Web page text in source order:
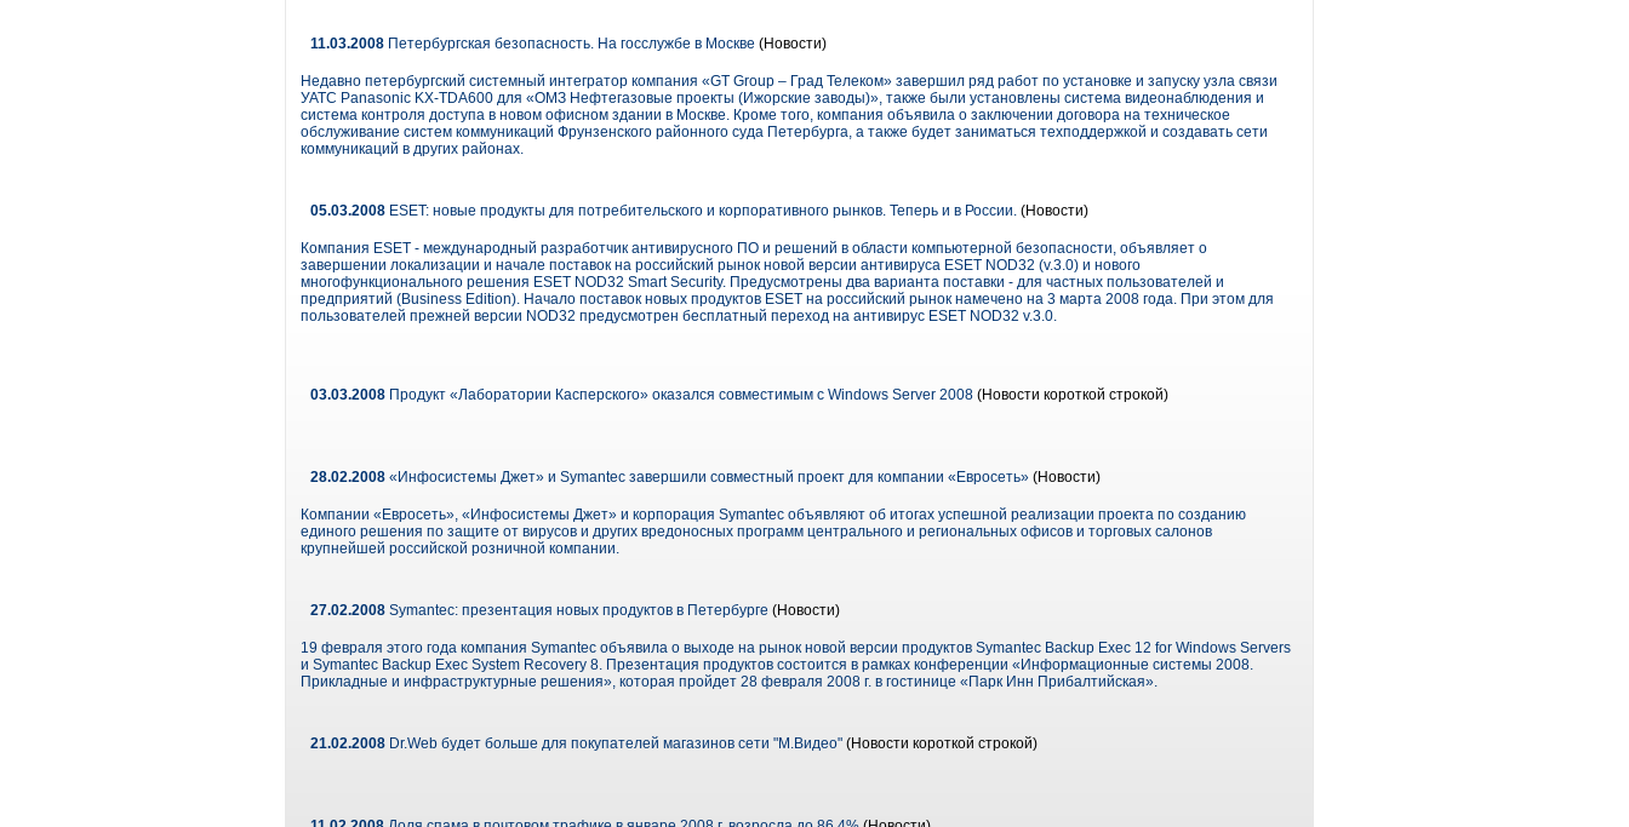
11.03.2008 Петербургская безопасность. На госслужбе в Москве (Новости)
Недавно петербургский системный интегратор компания «GT Group – Град Телеком» завершил ряд работ по установке и запуску узла связи
УАТС Panasonic KX-TDA600 для «ОМЗ Нефтегазовые проекты (Ижорские заводы)», также были установлены система видеонаблюдения и
система контроля доступа в новом офисном здании в Москве. Кроме того, компания объявила о заключении договора на техническое
обслуживание систем коммуникаций Фрунзенского районного суда Петербурга, а также будет заниматься техподдержкой и создавать сети
коммуникаций в других районах.
05.03.2008 ESET: новые продукты для потребительского и корпоративного рынков. Теперь и в России. (Новости)
Компания ESET - международный разработчик антивирусного ПО и решений в области компьютерной безопасности, объявляет о
завершении локализации и начале поставок на российский рынок новой версии антивируса ESET NOD32 (v.3.0) и нового
многофункционального решения ESET NOD32 Smart Security. Предусмотрены два варианта поставки - для частных пользователей и
предприятий (Business Edition). Начало поставок новых продуктов ESET на российский рынок намечено на 3 марта 2008 года. При этом для
пользователей прежней версии NOD32 предусмотрен бесплатный переход на антивирус ESET NOD32 v.3.0.
03.03.2008 Продукт «Лаборатории Касперского» оказался совместимым с Windows Server 2008 (Новости короткой строкой)
28.02.2008 «Инфосистемы Джет» и Symantec завершили совместный проект для компании «Евросеть» (Новости)
Компании «Евросеть», «Инфосистемы Джет» и корпорация Symantec объявляют об итогах успешной реализации проекта по созданию
единого решения по защите от вирусов и других вредоносных программ центрального и региональных офисов и торговых салонов
крупнейшей российской розничной компании.
27.02.2008 Symantec: презентация новых продуктов в Петербурге (Новости)
19 февраля этого года компания Symantec объявила о выходе на рынок новой версии продуктов Symantec Backup Exec 12 for Windows Servers
и Symantec Backup Exec System Recovery 8. Презентация продуктов состоится в рамках конференции «Информационные системы 2008.
Прикладные и инфраструктурные решения», которая пройдет 28 февраля 2008 г. в гостинице «Парк Инн Прибалтийская».
21.02.2008 Dr.Web будет больше для покупателей магазинов сети "М.Видео" (Новости короткой строкой)